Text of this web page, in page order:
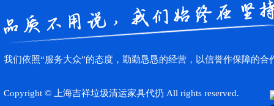
我们依照“服务大众”的态度，勤勤恳恳的经营，以信誉作保障的合
Copyright © 上海吉祥垃圾清运家具代扔 All rights reserved.